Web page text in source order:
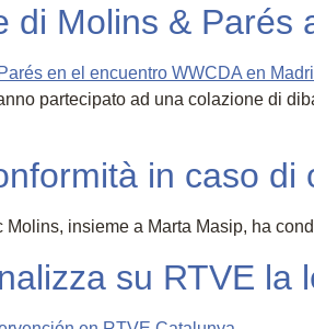
di Molins & Parés
partecipato ad una colazione di
in caso
Molins, insieme a Marta Masip, ha
su RTVE la